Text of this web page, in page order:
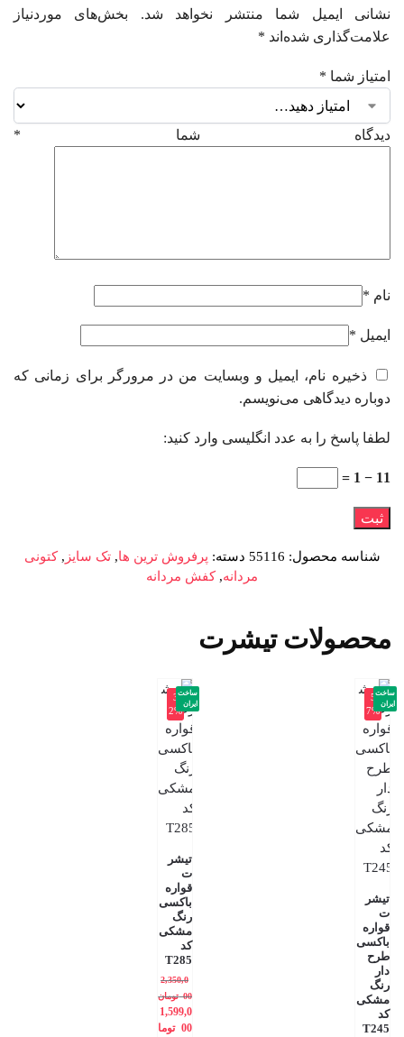
نشانی ایمیل شما منتشر نخواهد شد.
بخش‌های موردنیاز
علامت‌گذاری شده‌اند *
امتیاز شما *
دیدگاه شما *
نام *
ایمیل *
ذخیره نام، ایمیل و وبسایت من در مرورگر برای زمانی که
دوباره دیدگاهی می‌نویسم.
لطفا پاسخ را به عدد انگلیسی وارد کنید:
11 − 1 =
شناسه محصول: 55116 دسته: پرفروش ترین ها,تک سایز ,کتونی
مردانه,کفش مردانه
محصولات تیشرت
-5
7%
تیشر
ت
قواره
باکسی
طرح
دار
رنگ
مشکی
کد
T245
ساخت
ایران
-3
2%
تیشر
ت
قواره
باکسی
رنگ
مشکی
کد
T285
2,350,0
00 تومان
1,599,0
00 توما
ساخت
ایران